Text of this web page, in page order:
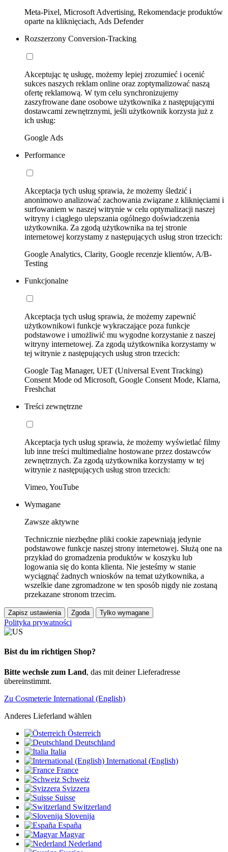
Meta-Pixel, Microsoft Advertising, Rekomendacje produktów
oparte na kliknięciach, Ads Defender
Rozszerzony Conversion-Tracking
Akceptując tę usługę, możemy lepiej zrozumieć i ocenić
sukces naszych reklam online oraz zoptymalizować naszą
ofertę reklamową. W tym celu synchronizujemy
zaszyfrowane dane osobowe użytkownika z następującymi
dostawcami zewnętrznymi, jeśli użytkownik korzysta już z
ich usług:
Google Ads
Performance
Akceptacja tych usług sprawia, że możemy śledzić i
anonimowo analizować zachowania związane z kliknięciami i
surfowaniem w naszej witrynie w celu optymalizacji naszej
witryny i ciągłego ulepszania ogólnego doświadczenia
użytkownika. Za zgodą użytkownika na tej stronie
internetowej korzystamy z następujących usług stron trzecich:
Google Analytics, Clarity, Google recenzje klientów, A/B-
Testing
Funkcjonalne
Akceptacja tych usług sprawia, że możemy zapewnić
użytkownikowi funkcje wykraczające poza funkcje
podstawowe i umożliwić mu wygodne korzystanie z naszej
witryny internetowej. Za zgodą użytkownika korzystamy w
tej witrynie z następujących usług stron trzecich:
Google Tag Manager, UET (Universal Event Tracking)
Consent Mode od Microsoft, Google Consent Mode, Klarna,
Freshchat
Treści zewnętrzne
Akceptacja tych usług sprawia, że możemy wyświetlać filmy
lub inne treści multimedialne hostowane przez dostawców
zewnętrznych. Za zgodą użytkownika korzystamy w tej
witrynie z następujących usług stron trzecich:
Vimeo, YouTube
Wymagane
Zawsze aktywne
Technicznie niezbędne pliki cookie zapewniają jedynie
podstawowe funkcje naszej strony internetowej. Służą one na
przykład do gromadzenia produktów w koszyku lub
logowania się do konta klienta. Nie jesteśmy w stanie
wyciągnąć żadnych wniosków na temat użytkownika, a
wszelkie dane zgromadzone w ten sposób nigdy nie zostaną
przekazane stronom trzecim.
Zapisz ustawienia Zgoda Tylko wymagane
Polityka prywatności
Bist du im richtigen Shop?
Bitte wechsle zum Land, das mit deiner Lieferadresse
übereinstimmt.
Zu Cosmeterie International (English)
Anderes Lieferland wählen
Österreich
Deutschland
Italia
International (English)
France
Schweiz
Svizzera
Suisse
Switzerland
Slovenija
España
Magyar
Nederland